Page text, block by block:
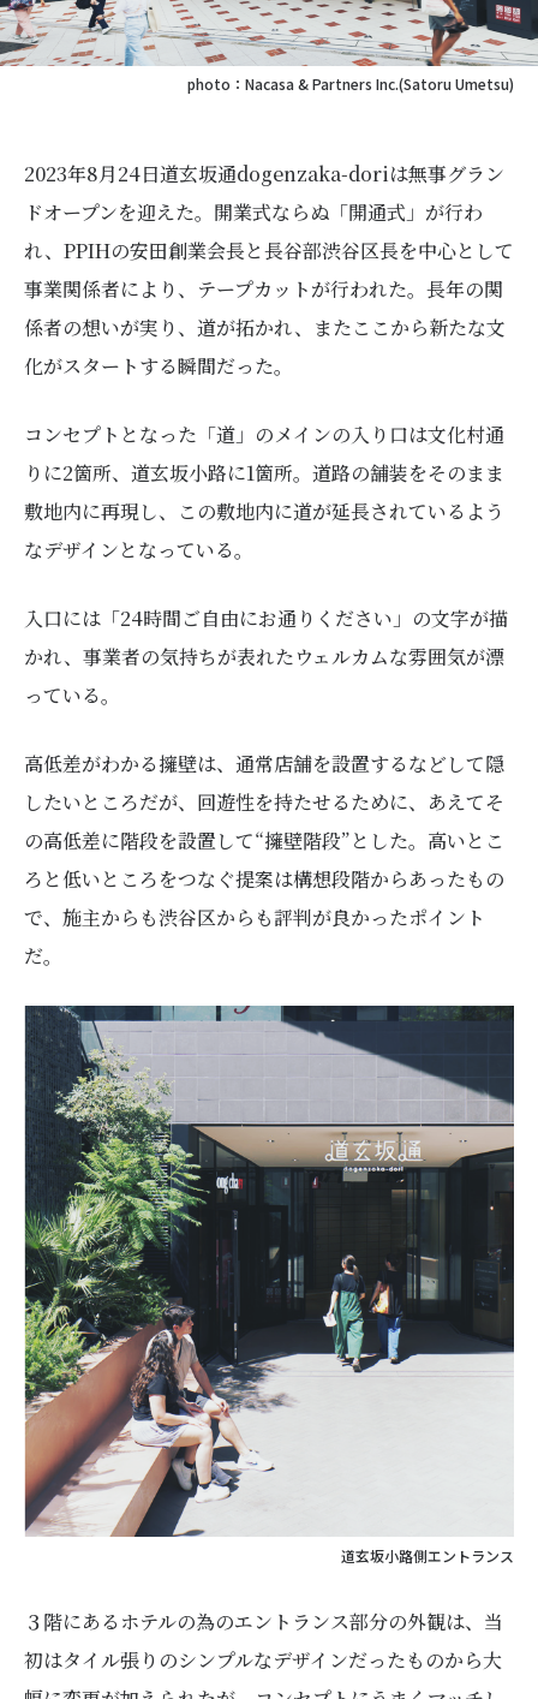
photo：Nacasa & Partners Inc.(Satoru Umetsu)
2023年8月24日道玄坂通dogenzaka-doriは無事グラン
ドオープンを迎えた。開業式ならぬ「開通式」が行わ
れ、PPIHの安田創業会長と長谷部渋谷区長を中心として
事業関係者により、テープカットが行われた。長年の関
係者の想いが実り、道が拓かれ、またここから新たな文
化がスタートする瞬間だった。
コンセプトとなった「道」のメインの入り口は文化村通
りに2箇所、道玄坂小路に1箇所。道路の舗装をそのまま
敷地内に再現し、この敷地内に道が延長されているよう
なデザインとなっている。
入口には「24時間ご自由にお通りください」の文字が描
かれ、事業者の気持ちが表れたウェルカムな雰囲気が漂
っている。
高低差がわかる擁壁は、通常店舗を設置するなどして隠
したいところだが、回遊性を持たせるために、あえてそ
の高低差に階段を設置して“擁壁階段”とした。高いとこ
ろと低いところをつなぐ提案は構想段階からあったもの
で、施主からも渋谷区からも評判が良かったポイント
だ。
道玄坂小路側エントランス
３階にあるホテルの為のエントランス部分の外観は、当
初はタイル張りのシンプルなデザインだったものから大